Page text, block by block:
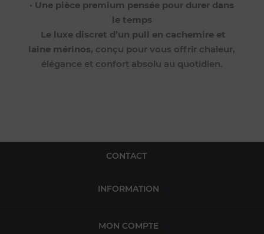
• Une pièce premium pensée pour durer dans
le temps
Le luxe discret d’un pull en cachemire et
laine mérinos, conçu pour vous offrir chaleur,
élégance et confort absolu au quotidien.
CONTACT
INFORMATION
MON COMPTE